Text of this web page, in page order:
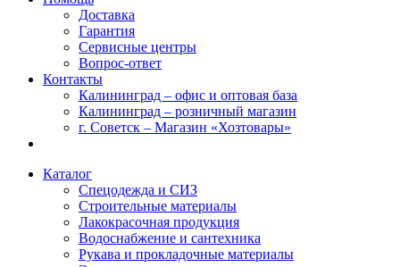
Доставка
Гарантия
Сервисные центры
Вопрос-ответ
Контакты
Калининград – офис и оптовая база
Калининград – розничный магазин
г. Советск – Магазин «Хозтовары»
Каталог
Спецодежда и СИЗ
Строительные материалы
Лакокрасочная продукция
Водоснабжение и сантехника
Рукава и прокладочные материалы